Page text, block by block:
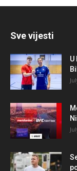
Sve vijesti
U